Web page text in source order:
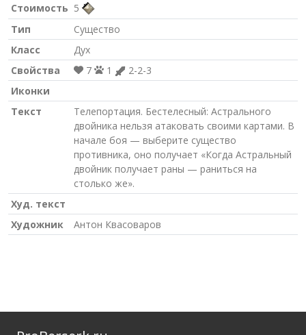
Стоимость 5
Тип
Существо
Класс
Дух
Свойства
7 1
2-2-3
Иконки
Текст
Телепортация. Бестелесный: Астрального
двойника нельзя атаковать своими картами. В
начале боя — выберите существо
противника, оно получает «Когда Астральный
двойник получает раны — раниться на
столько же».
Худ. текст
Художник
Антон Квасоваров